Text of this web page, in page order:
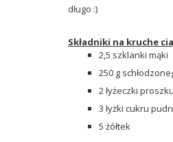
długo :)
Składniki na kruche
2,5 szklanki mąki
250 g
2 łyżeczki
3 łyżki cukru
5 żółtek